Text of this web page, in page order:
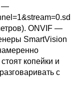
—
ONVIF —
SmartVision
копейки и
с